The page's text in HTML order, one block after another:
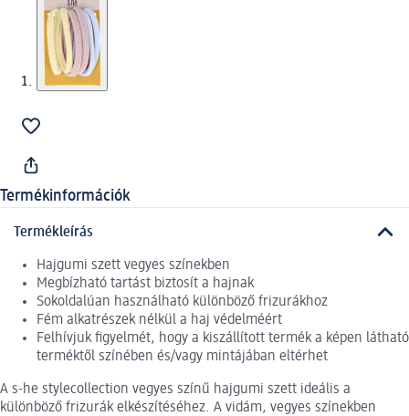
Termékinformációk
Termékleírás
Hajgumi szett vegyes színekben
Megbízható tartást biztosít a hajnak
Sokoldalúan használható különböző frizurákhoz
Fém alkatrészek nélkül a haj védelméért
Felhívjuk figyelmét, hogy a kiszállított termék a képen látható
terméktől színében és/vagy mintájában eltérhet
A s-he stylecollection vegyes színű hajgumi szett ideális a
különböző frizurák elkészítéséhez. A vidám, vegyes színekben